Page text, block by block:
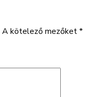
A kötelező mezőket*